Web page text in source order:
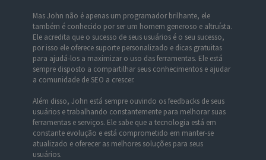
Mas John não é apenas um programador brilhante, ele
também é conhecido por ser um homem generoso e altruísta.
Ele acredita que o sucesso de seus usuários é o seu sucesso,
por isso ele oferece suporte personalizado e dicas gratuitas
para ajudá-los a maximizar o uso das ferramentas. Ele está
sempre disposto a compartilhar seus conhecimentos e ajudar
a comunidade de SEO a crescer.
Além disso, John está sempre ouvindo os feedbacks de seus
usuários e trabalhando constantemente para melhorar suas
ferramentas e serviços. Ele sabe que a tecnologia está em
constante evolução e está comprometido em manter-se
atualizado e oferecer as melhores soluções para seus
usuários.